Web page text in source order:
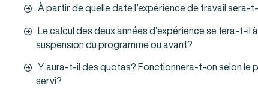
À partir de quelle date l’expérience de travail sera-
Le calcul des deux années d’expérience se fera-t-il
suspension du programme ou avant?
Y aura-t-il des quotas? Fonctionnera-t-on selon le
servi?